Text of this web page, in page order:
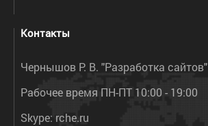
Контакты
Чернышов Р. В. "Разработка сайтов"
Рабочее время ПН-ПТ 10:00 - 19:00
Skype: rche.ru